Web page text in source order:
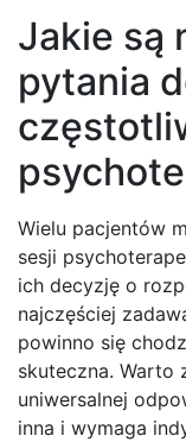
Jakie są
pytania
Wielu pacjentów
sesji
ich decyzję o
najczęściej
powinno się
skuteczna. Warto
uniwersalnej
inna i wymaga